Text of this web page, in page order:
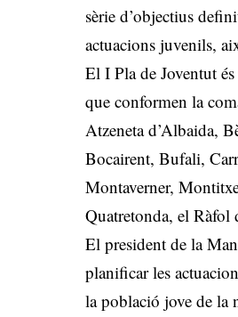
sèrie d’objectius
actuacions juvenils,
El I Pla de Joventut
que conformen la
Atzeneta d’Albaida,
Bocairent, Bufali,
Montaverner,
Quatretonda, el Ràfol
El president de la
planificar les
la població jove de la